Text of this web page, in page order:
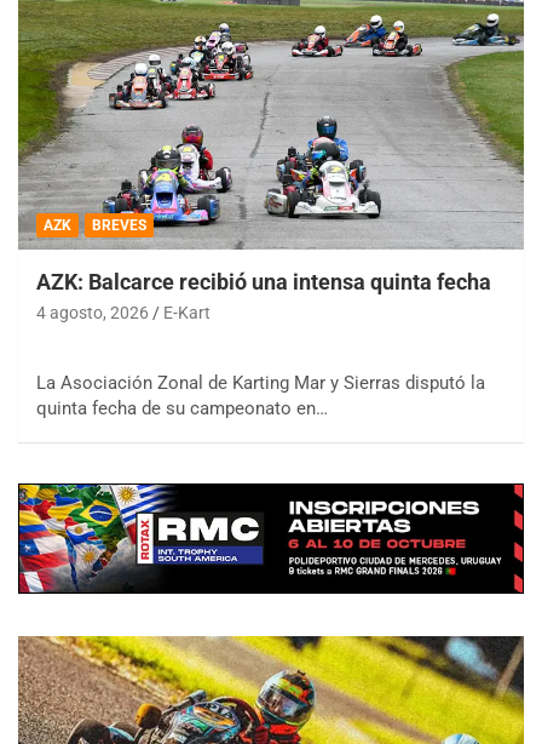
AZK BREVES
AZK: Balcarce recibió una intensa quinta fecha
4 agosto, 2026 E-Kart
La Asociación Zonal de Karting Mar y Sierras disputó la
quinta fecha de su campeonato en…